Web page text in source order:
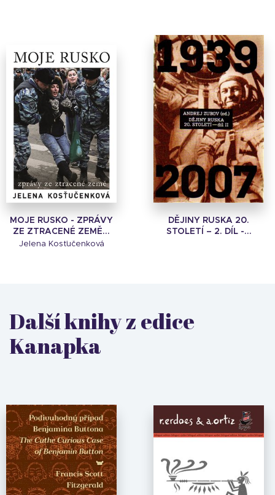
MOJE RUSKO - ZPRÁVY
ZE ZTRACENÉ ZEMĚ...
Jelena Kosťučenková
DĚJINY RUSKA 20.
STOLETÍ – 2. DÍL -...
Další knihy z edice
Kanapka